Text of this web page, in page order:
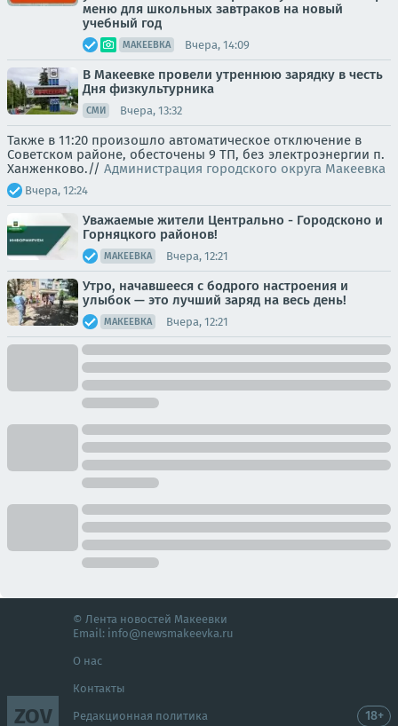
меню для школьных завтраков на новый
учебный год
МАКЕЕВКА Вчера, 14:09
В Макеевке провели утреннюю зарядку в честь
Дня физкультурника
СМИ Вчера, 13:32
Также в 11:20 произошло автоматическое отключение в
Советском районе, обесточены 9 ТП, без электроэнергии п.
Ханженково.// Администрация городского округа Макеевка
Вчера, 12:24
Уважаемые жители Центрально - Городсконо и
Горняцкого районов!
МАКЕЕВКА Вчера, 12:21
Утро, начавшееся с бодрого настроения и
улыбок — это лучший заряд на весь день!
МАКЕЕВКА Вчера, 12:21
ZOV
© Лента новостей Макеевки
Email: info@newsmakeevka.ru
О нас
Контакты
Редакционная политика 18+